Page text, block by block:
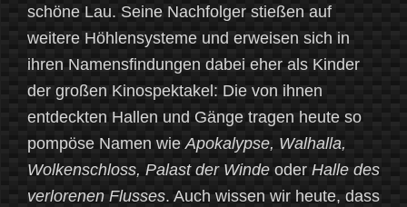
schöne Lau. Seine Nachfolger stießen auf
weitere Höhlensysteme und erweisen sich in
ihren Namensfindungen dabei eher als Kinder
der großen Kinospektakel: Die von ihnen
entdeckten Hallen und Gänge tragen heute so
pompöse Namen wieApokalypse, Walhalla,
Wolkenschloss, Palast der Winde oder Halle des
verlorenen Flusses. Auch wissen wir heute, dass